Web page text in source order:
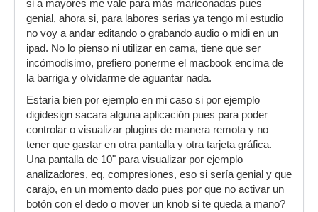
si a mayores me vale para más mariconadas pues
genial, ahora si, para labores serias ya tengo mi estudio
no voy a andar editando o grabando audio o midi en un
ipad. No lo pienso ni utilizar en cama, tiene que ser
incómodisimo, prefiero ponerme el macbook encima de
la barriga y olvidarme de aguantar nada.
Estaría bien por ejemplo en mi caso si por ejemplo
digidesign sacara alguna aplicación pues para poder
controlar o visualizar plugins de manera remota y no
tener que gastar en otra pantalla y otra tarjeta gráfica.
Una pantalla de 10" para visualizar por ejemplo
analizadores, eq, compresiones, eso si sería genial y que
carajo, en un momento dado pues por que no activar un
botón con el dedo o mover un knob si te queda a mano?